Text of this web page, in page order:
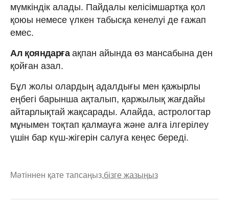
мүмкіндік алады. Пайдалы келісімшартқа қол
қоюы немесе үлкен табысқа кенелуі де ғажап
емес.
Ал қояндарғаақпан айында өз мансабына ден
қойған азал.
Бұл жолы олардың адалдығы мен қажырлы
еңбегі барынша ақталып, қаржылық жағдайы
айтарлықтай жақсарады. Алайда, астрологтар
мұнымен тоқтап қалмауға және алға ілгерілеу
үшін бар күш-жігерін салуға кеңес береді.
Мәтіннен қате тапсаңыз,бізге жазыңыз